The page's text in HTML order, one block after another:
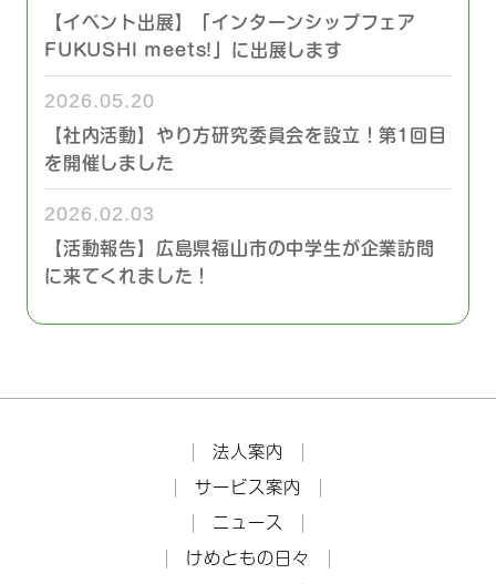
【イベント出展】「インターンシップフェア
FUKUSHI meets!」に出展します
【社内活動】やり方研究委員会を設立！第1回目
を開催しました
2026.05.20
【活動報告】広島県福山市の中学生が企業訪問
に来てくれました！
2026.02.03
法人案内
サービス案内
ニュース
けめともの日々